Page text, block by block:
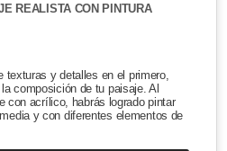
REALISTA CON PINTURA
texturas y detalles en el primero,
composición de tu paisaje. Al
con acrílico, habrás logrado pintar
y con diferentes elementos de